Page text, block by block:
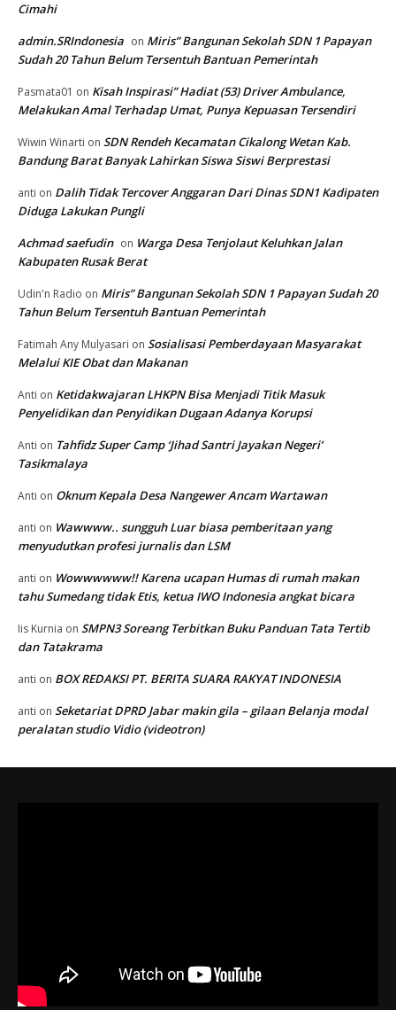
Cimahi
admin.SRIndonesia on Miris” Bangunan Sekolah SDN 1 Papayan
Sudah 20 Tahun Belum Tersentuh Bantuan Pemerintah
Pasmata01 on Kisah Inspirasi” Hadiat (53) Driver Ambulance,
Melakukan Amal Terhadap Umat, Punya Kepuasan Tersendiri
Wiwin Winarti on SDN Rendeh Kecamatan Cikalong Wetan Kab.
Bandung Barat Banyak Lahirkan Siswa Siswi Berprestasi
anti on Dalih Tidak Tercover Anggaran Dari Dinas SDN1 Kadipaten
Diduga Lakukan Pungli
Achmad saefudin on Warga Desa Tenjolaut Keluhkan Jalan
Kabupaten Rusak Berat
Udin'n Radio on Miris” Bangunan Sekolah SDN 1 Papayan Sudah 20
Tahun Belum Tersentuh Bantuan Pemerintah
Fatimah Any Mulyasari on Sosialisasi Pemberdayaan Masyarakat
Melalui KIE Obat dan Makanan
Anti on Ketidakwajaran LHKPN Bisa Menjadi Titik Masuk
Penyelidikan dan Penyidikan Dugaan Adanya Korupsi
Anti on Tahfidz Super Camp ‘Jihad Santri Jayakan Negeri’
Tasikmalaya
Anti on Oknum Kepala Desa Nangewer Ancam Wartawan
anti on Wawwww.. sungguh Luar biasa pemberitaan yang
menyudutkan profesi jurnalis dan LSM
anti on Wowwwwww!! Karena ucapan Humas di rumah makan
tahu Sumedang tidak Etis, ketua IWO Indonesia angkat bicara
Iis Kurnia on SMPN3 Soreang Terbitkan Buku Panduan Tata Tertib
dan Tatakrama
anti on BOX REDAKSI PT. BERITA SUARA RAKYAT INDONESIA
anti on Seketariat DPRD Jabar makin gila – gilaan Belanja modal
peralatan studio Vidio (videotron)